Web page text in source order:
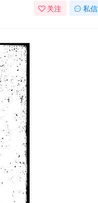
关注 私信